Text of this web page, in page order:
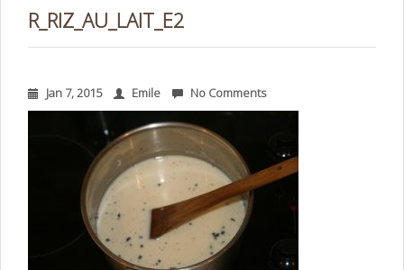
R_RIZ_AU_LAIT_E2
Jan 7, 2015 Emile No Comments